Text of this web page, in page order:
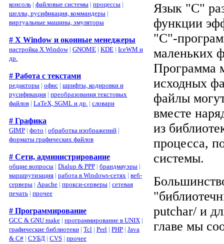
консоль | файловые системы | процессы |
шеллы, русификация, коммандеры |
виртуальные машины, эмуляторы
# X Window и оконные менеджеры
настройка X Window| GNOME | KDE | IceWM и
др.
# Работа с текстами
редакторы | офис | шрифты, кодировки и
русификация | преобразования текстовых
файлов | LaTeX, SGML и др. | словари
# Графика
GIMP | фото | обработка изображений |
форматы графических файлов
# Сети, администрирование
общие вопросы | Dialup & PPP | брандмауэры |
маршрутизация | работа в Windows-сетях | веб-
серверы | Apache | прокси-серверы | сетевая
печать | прочее
# Программирование
GCC & GNU make | программирование в UNIX |
графические библиотеки | Tcl | Perl | PHP | Java
& C# | СУБД | CVS | прочее
Язык "C"
функции
"C"-
маленьких
Программа
исходных
файлы
вместе
из
процесса,
системы.
putchar/ и
главе мы